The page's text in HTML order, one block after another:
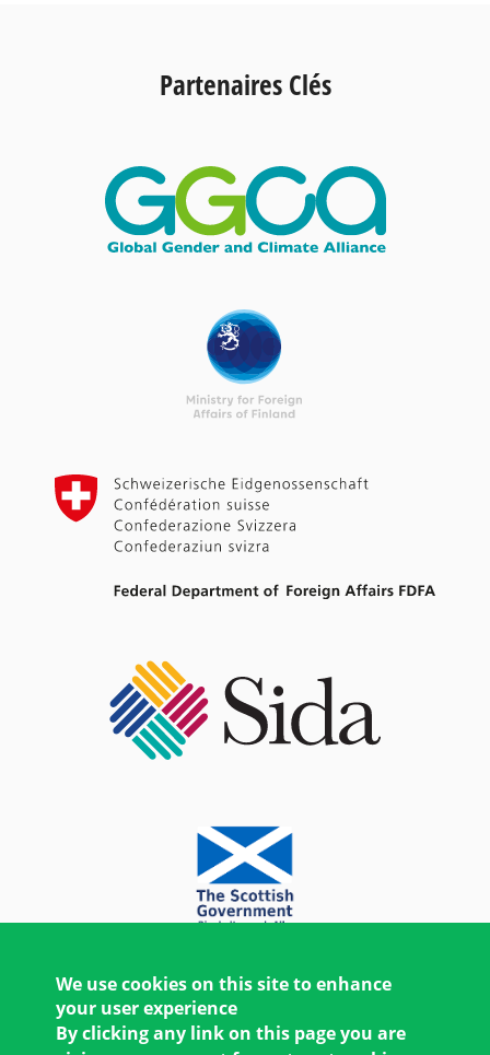
Partenaires Clés
We use cookies on this site to enhance
your user experience
By clicking any link on this page you are